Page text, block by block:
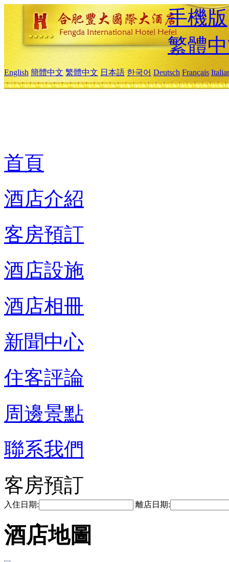
手機版
繁體
English 簡體中文 繁體中文 日本語 한국어 Deutsch Français
首頁
酒店介紹
客房預訂
酒店設施
酒店相冊
新聞中心
住客評論
周邊景點
聯系我們
客房預訂
入住日期: 離店日期:
酒店地圖